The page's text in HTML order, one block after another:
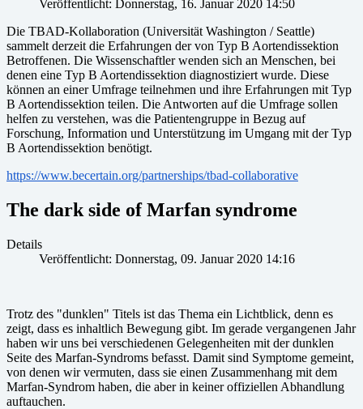
Veröffentlicht: Donnerstag, 16. Januar 2020 14:50
Die TBAD-Kollaboration (Universität Washington / Seattle)
sammelt derzeit die Erfahrungen der von Typ B Aortendissektion
Betroffenen. Die Wissenschaftler wenden sich an Menschen, bei
denen eine Typ B Aortendissektion diagnostiziert wurde. Diese
können an einer Umfrage teilnehmen und ihre Erfahrungen mit Typ
B Aortendissektion teilen. Die Antworten auf die Umfrage sollen
helfen zu verstehen, was die Patientengruppe in Bezug auf
Forschung, Information und Unterstützung im Umgang mit der Typ
B Aortendissektion benötigt.
https://www.becertain.org/partnerships/tbad-collaborative
The dark side of Marfan syndrome
Details
Veröffentlicht: Donnerstag, 09. Januar 2020 14:16
Trotz des "dunklen" Titels ist das Thema ein Lichtblick, denn es
zeigt, dass es inhaltlich Bewegung gibt. Im gerade vergangenen Jahr
haben wir uns bei verschiedenen Gelegenheiten mit der dunklen
Seite des Marfan-Syndroms befasst. Damit sind Symptome gemeint,
von denen wir vermuten, dass sie einen Zusammenhang mit dem
Marfan-Syndrom haben, die aber in keiner offiziellen Abhandlung
auftauchen.